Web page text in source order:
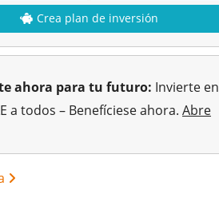
Crea plan de inversión
ahora para tu futuro: Invierte en
a todos – Benefíciese ahora. Abre